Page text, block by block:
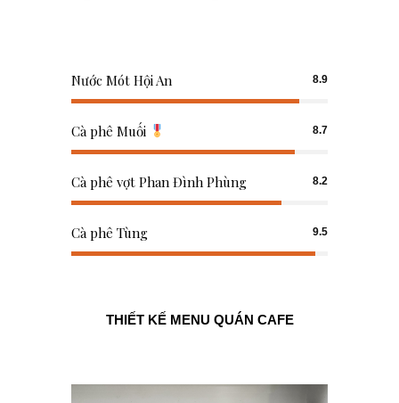
Nước Mót Hội An 8.9
Cà phê Muối 8.7
Cà phê vợt Phan Đình Phùng 8.2
Cà phê Tùng 9.5
THIẾT KẾ MENU QUÁN CAFE